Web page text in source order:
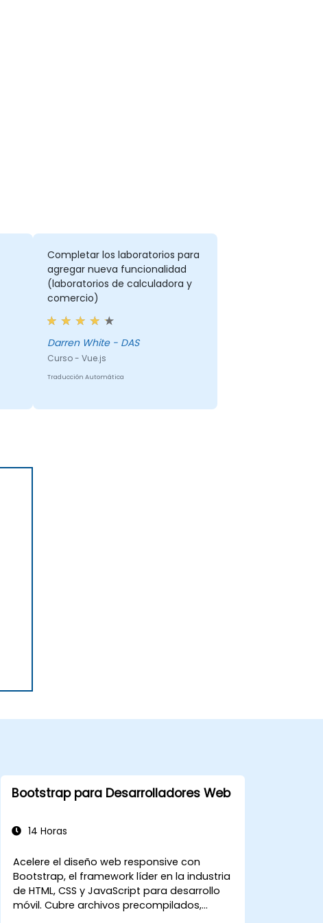
Completar los laboratorios para
agregar nueva funcionalidad
(laboratorios de calculadora y
comercio)
Darren White - DAS
Curso - Vue.js
Traducción Automática
Bootstrap para Desarrolladores Web
14 Horas
Acelere el diseño web responsive con
Bootstrap, el framework líder en la industria
de HTML, CSS y JavaScript para desarrollo
móvil. Cubre archivos precompilados,